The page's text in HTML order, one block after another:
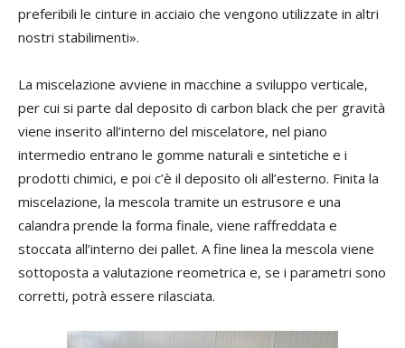
preferibili le cinture in acciaio che vengono utilizzate in altri
nostri stabilimenti».
La miscelazione avviene in macchine a sviluppo verticale,
per cui si parte dal deposito di carbon black che per gravità
viene inserito all’interno del miscelatore, nel piano
intermedio entrano le gomme naturali e sintetiche e i
prodotti chimici, e poi c’è il deposito oli all’esterno. Finita la
miscelazione, la mescola tramite un estrusore e una
calandra prende la forma finale, viene raffreddata e
stoccata all’interno dei pallet. A fine linea la mescola viene
sottoposta a valutazione reometrica e, se i parametri sono
corretti, potrà essere rilasciata.